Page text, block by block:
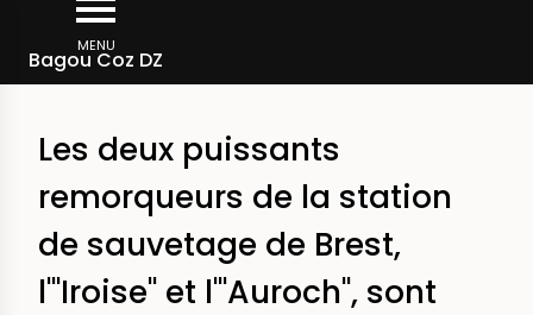
contenu
MENU
Bagou Coz DZ
d'Ariane
Rechercher dans la presse
Les deux puissants
remorqueurs de la station
de sauvetage de Brest,
l'"Iroise" et l'"Auroch", sont